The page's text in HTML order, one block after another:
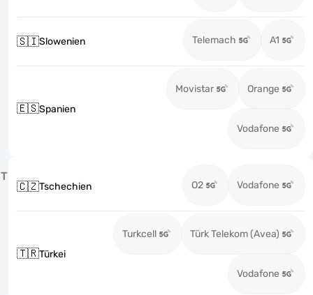
🇸🇮Slowenien Telemach A1
🇪🇸Spanien
Movistar Orange
Vodafone
T
🇨🇿Tschechien O2 Vodafone
🇹🇷Türkei
Turkcell Türk Telekom (Avea)
Vodafone